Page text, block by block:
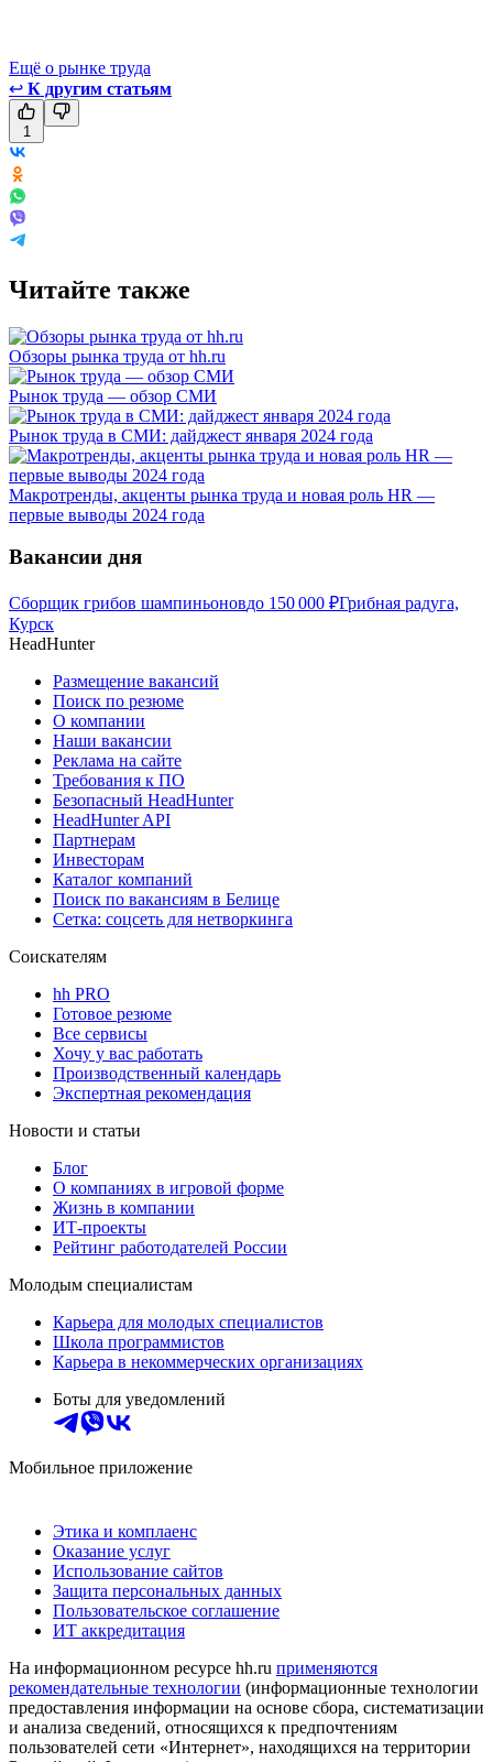
Ещё о рынке труда
↩ К другим статьям
1
Читайте также
Обзоры рынка труда от hh.ru
Рынок труда — обзор СМИ
Рынок труда в СМИ: дайджест января 2024 года
Макротренды, акценты рынка труда и новая роль HR —
первые выводы 2024 года
Вакансии дня
Сборщик грибов шампиньоновдо 150 000 ₽Грибная радуга,
Курск
HeadHunter
Размещение вакансий
Поиск по резюме
О компании
Наши вакансии
Реклама на сайте
Требования к ПО
Безопасный HeadHunter
HeadHunter API
Партнерам
Инвесторам
Каталог компаний
Поиск по вакансиям в Белице
Сетка: соцсеть для нетворкинга
Соискателям
hh PRO
Готовое резюме
Все сервисы
Хочу у вас работать
Производственный календарь
Экспертная рекомендация
Новости и статьи
Блог
О компаниях в игровой форме
Жизнь в компании
ИТ-проекты
Рейтинг работодателей России
Молодым специалистам
Карьера для молодых специалистов
Школа программистов
Карьера в некоммерческих организациях
Боты для уведомлений
Мобильное приложение
Этика и комплаенс
Оказание услуг
Использование сайтов
Защита персональных данных
Пользовательское соглашение
ИТ аккредитация
На информационном ресурсе hh.ru применяются
рекомендательные технологии (информационные технологии
предоставления информации на основе сбора, систематизации
и анализа сведений, относящихся к предпочтениям
пользователей сети «Интернет», находящихся на территории